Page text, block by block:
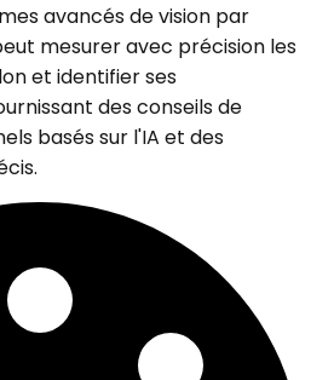
avancés de vision par
mesurer avec précision les
et identifier ses
des conseils de
basés sur l'IA et des